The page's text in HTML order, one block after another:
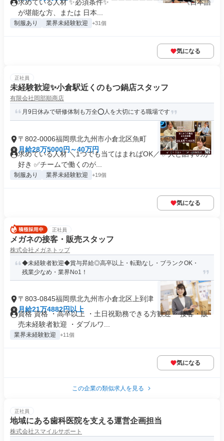
求めている人材 ✨必須条件✨ ￣￣￣￣￣￣￣￣￣￣ 《日本語
が堪能な方、または 日本...
制服あり 業界未経験歓迎 +31個
気になる
正社員
未経験歓迎✨小倉駅近くのもつ鍋店スタッフ
有限会社岡部順商店
月9日休みで研修体制も万全⭕️人を大切にする職場です
〒802-0006福岡県北九州市小倉北区魚町
月給28万5000円～40万円
求めている人材 ＼1つでも当てはまればOK／ ✅人と話すのが
好き ✅チームで働くのが...
制服あり 業界未経験歓迎 +19個
気になる
正社員
メガネの接客・販売スタッフ
株式会社メガネトップ
◆未経験者歓迎◆賞与昇給◎高卒以上・転勤なし・ブランクOK・
残業少なめ・業界No1！
〒803-0845福岡県北九州市小倉北区上到津
月給21万4882円以上
資格 資格 ・高卒以上 ・土日祝勤務できる方歓迎 ・接客・販
売未経験者歓迎 ・ダブルワ...
業界未経験歓迎 +11個
気になる
この企業の類似求人を見る
正社員
地域にある歯科医院を支える運営企画担当
株式会社スマイルサポート